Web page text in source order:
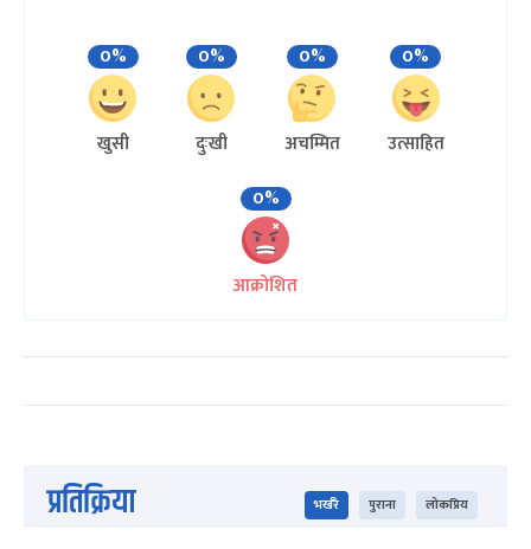
0%
खुसी
0%
दुःखी
0%
अचम्मित
0%
उत्साहित
0%
आक्रोशित
प्रतिक्रिया भर्खरै पुराना लोकप्रिय